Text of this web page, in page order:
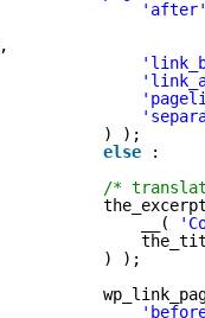
'after'
) );
else
:
/*
__(
) );